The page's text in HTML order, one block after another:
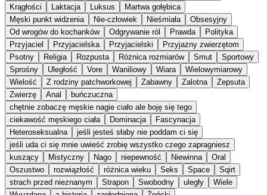
Krągłości
Laktacja Luksus
Martwa gołębica
Męski punkt widzenia
Nie-człowiek Nieśmiała
Obsesyjny
Od wrogów do kochanków
Odgrywanie ról Prawda
Polityka
Przyjaciel
Przyjacielska Przyjacielski
Przyjazny zwierzętom
Psotny
Religia Rozpusta Różnica rozmiarów Smut
Sportowy
Sprośny
Uległość Vore Waniliowy Wiara
Wielowymiarowy
Wielość
Z rodziny patchworkowej Zabawny Zalotna
Zepsuta
Zwierzę
Anal
buńczuczna
chętnie zobaczę męskie nagie ciało ale boję się tego
ciekawość męskiego ciała
Dominacja
Fascynacja
Heteroseksualna
jeśli jesteś słaby nie poddam ci się
jeśli uda ci się mnie uwieść zrobię wszystko czego zapragniesz
kuszący
Mistyczny Nago niepewność Niewinna
Oral
Oszustwo
rozwiązłość różnica wieku Seks Space
Sqirt
strach przed nieznanym
Strapon Swobodny uległy
Wiele